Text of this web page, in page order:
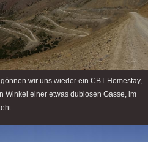
wir uns wieder ein CBT Homestay,
Winkel einer etwas dubiosen Gasse, im